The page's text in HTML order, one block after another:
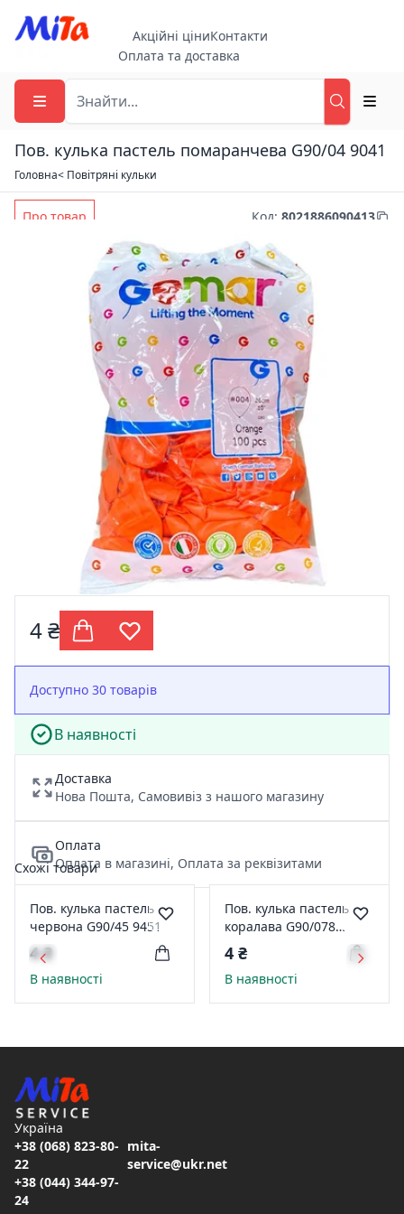
Акційні ціниКонтакти
Оплата та доставка
Пов. кулька пастель помаранчева G90/04 9041
Головна< Повітряні кульки
Про товар Код: 8021886090413
4 ₴
Доступно 30 товарів
В наявності
Доставка
Нова Пошта, Самовивіз з нашого магазину
Оплата
Оплата в магазині, Оплата за реквізитами
Схожі товари
Пов. кулька пастель
червона G90/45 9451
4 ₴
В наявності
Пов. кулька пастель
коралава G90/078
97818
4 ₴
В наявності
Україна
+38 (068) 823-80-
22
+38 (044) 344-97-
24
mita-
service@ukr.net